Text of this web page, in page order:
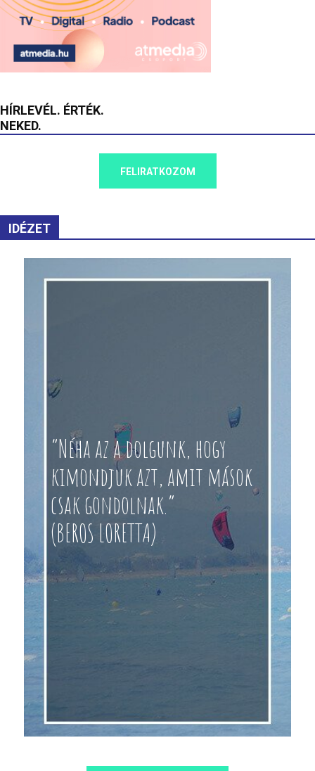
HÍRLEVÉL. ÉRTÉK.
NEKED.
FELIRATKOZOM
IDÉZET
“Néha az a dolgunk, hogy
kimondjuk azt, amit mások
csak gondolnak.”
(BEROS LORETTA)